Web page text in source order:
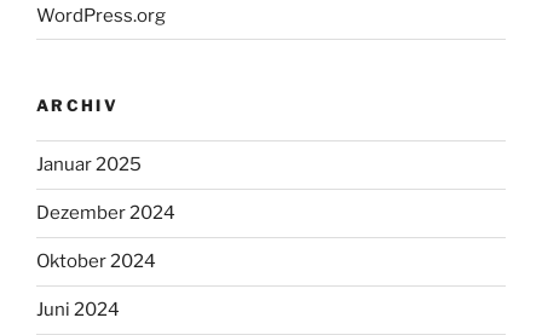
WordPress.org
ARCHIV
Januar 2025
Dezember 2024
Oktober 2024
Juni 2024